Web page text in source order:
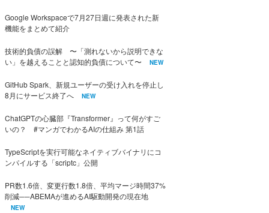
Google Workspaceで7月27日週に発表された新
機能をまとめて紹介
技術的負債の誤解 〜「測れないから説明できな
い」を越えることと認知的負債について〜
NEW
GitHub Spark、新規ユーザーの受け入れを停止し
8月にサービス終了へ
NEW
ChatGPTの心臓部『Transformer』って何がすご
いの？ #マンガでわかるAIの仕組み 第1話
TypeScriptを実行可能なネイティブバイナリにコ
ンパイルする「scriptc」公開
PR数1.6倍、変更行数1.8倍、平均マージ時間37%
削減──ABEMAが進めるAI駆動開発の現在地
NEW